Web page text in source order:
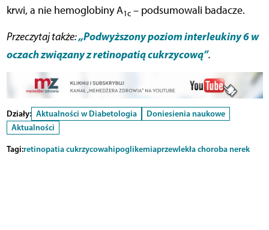
krwi, a nie hemoglobiny A1c– podsumowali badacze.
Przeczytaj także:„Podwyższony poziom interleukiny 6 w
oczach związany z retinopatią cukrzycową”.
Działy: Aktualności w Diabetologia
Doniesienia naukowe
Aktualności
Tagi:retinopatia cukrzycowahipoglikemiaprzewlekła choroba nerek